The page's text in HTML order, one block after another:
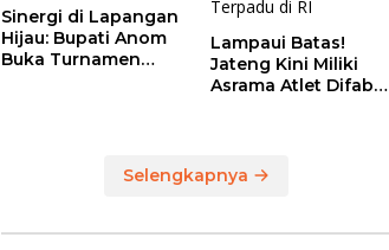
Sinergi di Lapangan
Hijau: Bupati Anom
Buka Turnamen
Lampaui Batas!
Jateng Kini Miliki
Asrama Atlet Difabel
Selengkapnya